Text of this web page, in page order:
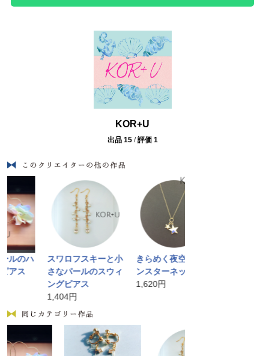
KOR+U
出品 15/評価 1
ハ
スワロフスキーと小
さなパールのスウィ
ングピアス
1,404円
きらめく夜空のツイ
ンスターネックレス
1,620円